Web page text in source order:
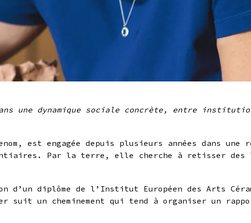
une dynamique sociale concrète, entre
renom, est engagée depuis plusieurs années dans
Par la terre, elle cherche à retisser
diplôme de l’Institut Européen des Arts
suit un cheminement qui tend à organiser un